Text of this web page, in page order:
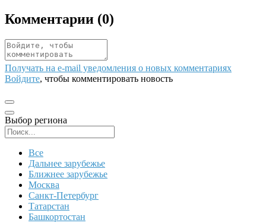
Комментарии (0)
Получать на e‑mail уведомления о новых комментариях
Войдите, чтобы комментировать новость
Выбор региона
Все
Дальнее зарубежье
Ближнее зарубежье
Москва
Санкт-Петербург
Татарстан
Башкортостан